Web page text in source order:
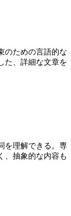
のための言語的な
た、詳細な文章を
を理解できる。専
、抽象的な内容も